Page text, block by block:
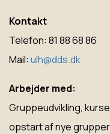
Kontakt
Telefon: 81 88 68 86
Mail: ulh@dds.dk
Arbejder med:
Gruppeudvikling,
opstart af nye grupper